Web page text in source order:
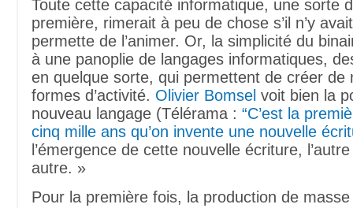
Toute cette capacité informatique, une sorte
première, rimerait à peu de chose s’il n’y
permette de l’animer. Or, la simplicité du
à une panoplie de langages informatiques,
en quelque sorte, qui permettent de créer de
formes d’activité. Olivier Bomsel voit bien la
nouveau langage (Télérama : “C’est la
cinq mille ans qu’on invente une nouvelle
l’émergence de cette nouvelle écriture,
autre. »
Pour la première fois, la production de masse